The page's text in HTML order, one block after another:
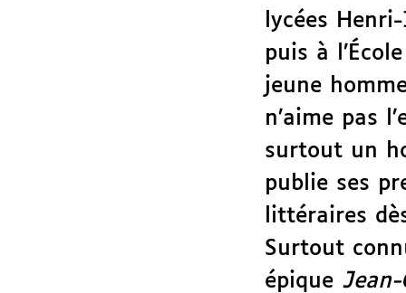
lycées
puis à
jeune
n’aime pas
surtout un
publie ses
littéraires
Surtout
épique Jean-